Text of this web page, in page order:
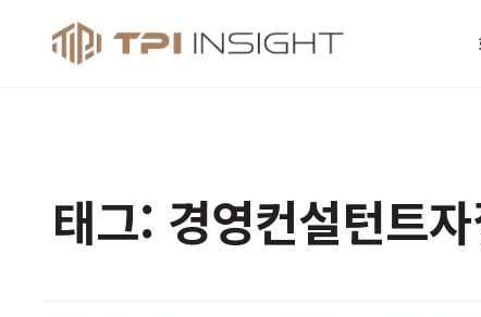
티피아이 인사
태그: 경영컨설턴트